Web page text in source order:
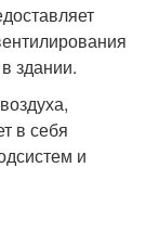
здании.
в себя
и